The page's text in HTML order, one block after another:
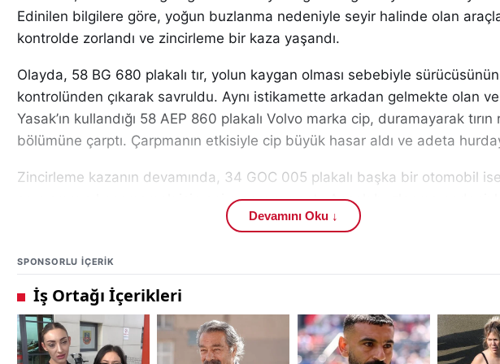
Edinilen bilgilere göre, yoğun buzlanma nedeniyle seyir halinde olan
kontrolde zorlandı ve zincirleme bir kaza yaşandı.
Olayda, 58 BG 680 plakalı tır, yolun kaygan olması sebebiyle sürücüsünün
kontrolünden çıkarak savruldu. Aynı istikamette arkadan gelmekte olan
Yasak’ın kullandığı 58 AEP 860 plakalı Volvo marka cip, duramayarak tırın
bölümüne çarptı. Çarpmanın etkisiyle cip büyük hasar aldı ve adeta
Zincirleme kazanın devamında, 34 GOC 005 plakalı başka bir otomobil ise
çarpışmaya karışmamak için ani manevra yaptı. Ancak buzlanma nedeniyle
hakimiyeti kayboldu ve otomobil yoldan çıkarak şarampole devrildi. Olay
Sağlık ekiplerinin yaptığı ilk kontrollerde, Volvo cipin sürücüsü olan Sivaslı
Ahmet Yasak’ın olay yerinde yaşamını yitirdiği belirlendi. Kazada
ise ambulanslarla Sivas’taki çeşitli hastanelere kaldırılarak tedavi altına
Yaralıların hayati tehlikelerinin bulunmadığı öğrenildi.
Devamını Oku ↓
SPONSORLU IÇERIK